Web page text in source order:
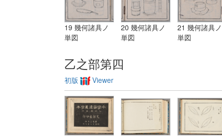
19 幾何諸具ノ
単図
20 幾何諸具ノ
単図
21 幾何諸具ノ
単図
乙之部第四
初版 Viewer